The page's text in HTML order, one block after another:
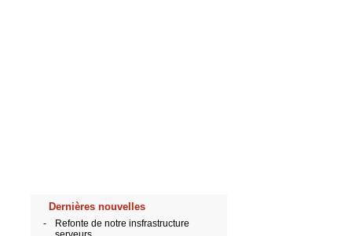
Dernières nouvelles
-
Refonte de notre insfrastructure